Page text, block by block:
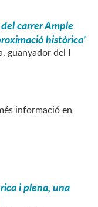
carrer Ample
històrica'
guanyador del I
informació en
i plena, una